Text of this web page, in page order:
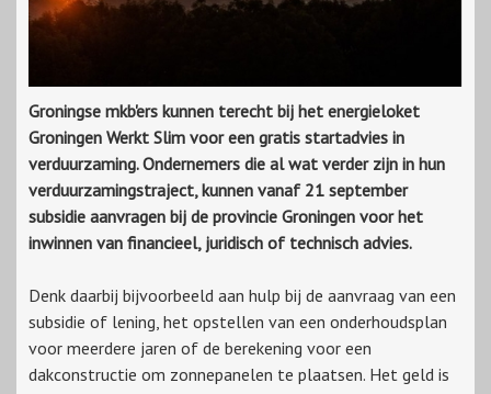
Groningse mkb'ers kunnen terecht bij het energieloket
Groningen Werkt Slim voor een gratis startadvies in
verduurzaming. Ondernemers die al wat verder zijn in hun
verduurzamingstraject, kunnen vanaf 21 september
subsidie aanvragen bij de provincie Groningen voor het
inwinnen van financieel, juridisch of technisch advies.
Denk daarbij bijvoorbeeld aan hulp bij de aanvraag van een
subsidie of lening, het opstellen van een onderhoudsplan
voor meerdere jaren of de berekening voor een
dakconstructie om zonnepanelen te plaatsen. Het geld is